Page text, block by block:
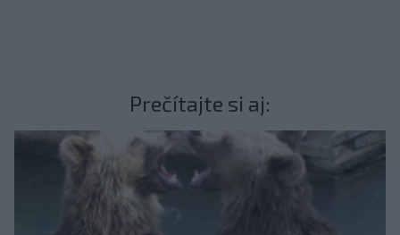
Prečítajte si aj: